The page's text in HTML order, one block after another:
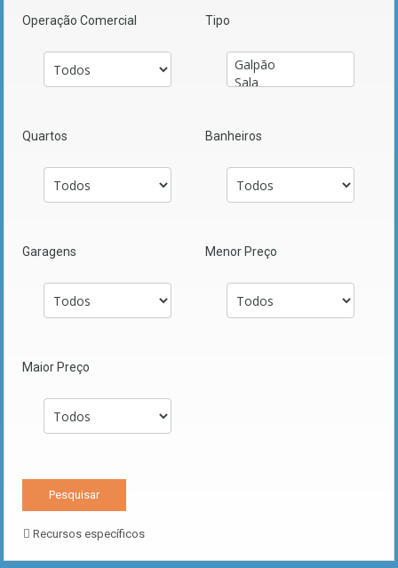
Operação Comercial Tipo
Quartos Banheiros
Garagens Menor Preço
Maior Preço
Recursos específicos